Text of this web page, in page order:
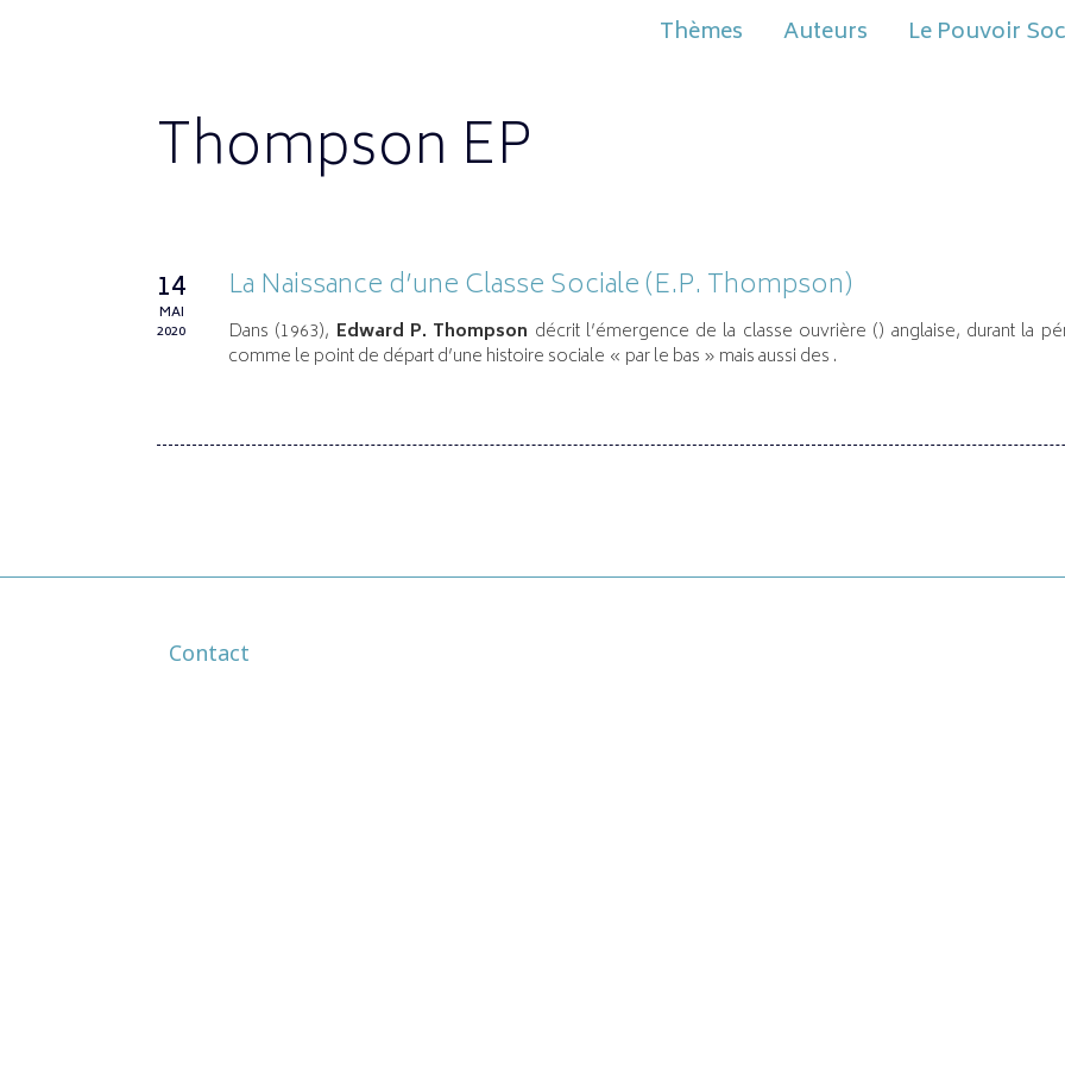
Thèmes Auteurs Le Pouvoir
Thompson EP
14
MAI
2020
La Naissance d’une Classe Sociale (E.P. Thompson)
Dans (1963), Edward P. Thompson décrit l’émergence de la classe ouvrière () anglaise, durant la
comme le point de départ d’une histoire sociale « par le bas » mais aussi des .
Contact